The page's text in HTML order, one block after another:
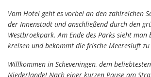
Vom Hotel geht es vorbei an den zahlreichen
der Innenstadt und anschließend durch den
Westbroekpark. Am Ende des Parks sieht
kreisen und bekommt die frische Meeresluft zu
Willkommen in Scheveningen, dem
Niederlande! Nach einer kurzen Pause am